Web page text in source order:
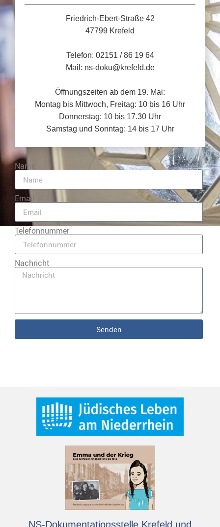
Friedrich-Ebert-Straße 42
47799 Krefeld
Telefon: 02151 / 86 19 64
Mail: ns-doku@krefeld.de
Öffnungszeiten ab dem 19. Mai:
Montag bis Mittwoch, Freitag: 10 bis 16 Uhr
Donnerstag: 10 bis 17.30 Uhr
Samstag und Sonntag: 14 bis 17 Uhr
Name
Email
Telefonnummer
Nachricht
Senden
NS-Dokumentationsstelle Krefeld und